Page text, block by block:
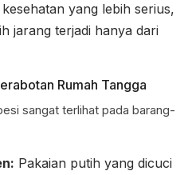
yang lebih serius,
jarang terjadi hanya dari
Rumah Tangga
sangat terlihat pada barang-
Pakaian putih yang dicuci